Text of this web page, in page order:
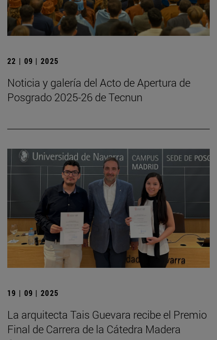
22 | 09 | 2025
Noticia y galería del Acto de Apertura de
Posgrado 2025-26 de Tecnun
19 | 09 | 2025
La arquitecta Tais Guevara recibe el Premio
Final de Carrera de la Cátedra Madera